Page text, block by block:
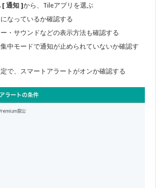
通知 ]から、Tileアプリを選ぶ
なっているか確認する
・サウンドなどの表示方法も確認する
中モードで通知が止められていないか確認す
で、スマートアラートがオンか確認する